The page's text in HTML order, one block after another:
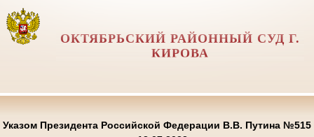
ОКТЯБРЬСКИЙ РАЙОННЫЙ СУД Г.
КИРОВА
Указом Президента Российской Федерации В.В. Путина №515